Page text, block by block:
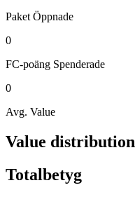
Paket Öppnade
0
FC-poäng Spenderade
0
Avg. Value
Value distribution
Totalbetyg